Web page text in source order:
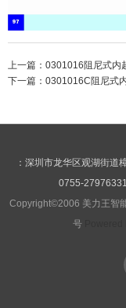
上一篇： 0301016阻尼式内
下一篇： 0301016C阻尼式
：深圳市龙华区观湖街
0755-
Copyright©2006 美力王智
号Powered